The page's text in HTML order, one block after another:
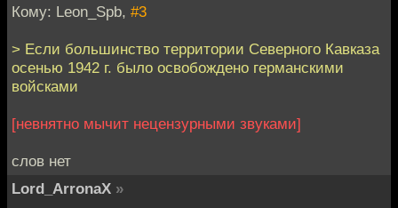
Кому: Leon_Spb, #3
> Если большинство территории Северного Кавказа
осенью 1942 г. было освобождено германскими
войсками
[невнятно мычит нецензурными звуками]
слов нет
Lord_ArronaX »